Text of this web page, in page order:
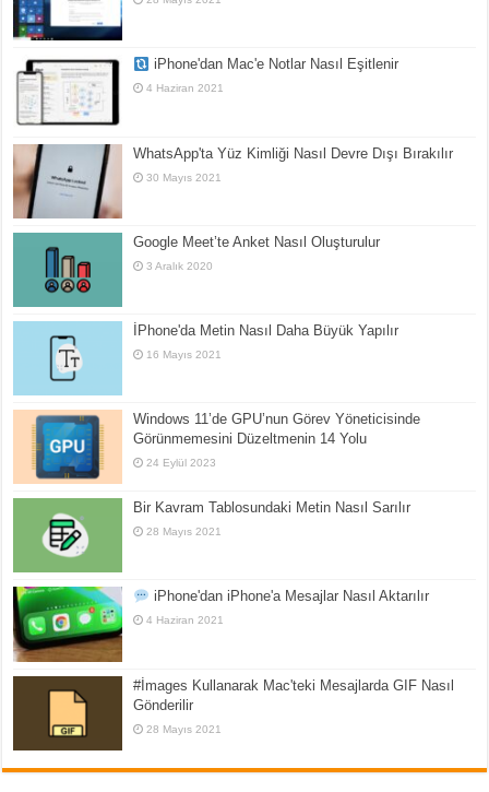
iPhone'dan Mac'e Notlar Nasıl Eşitlenir
4 Haziran 2021
WhatsApp'ta Yüz Kimliği Nasıl Devre Dışı Bırakılır
30 Mayıs 2021
Google Meet’te Anket Nasıl Oluşturulur
3 Aralık 2020
İPhone'da Metin Nasıl Daha Büyük Yapılır
16 Mayıs 2021
Windows 11’de GPU’nun Görev Yöneticisinde
Görünmemesini Düzeltmenin 14 Yolu
24 Eylül 2023
Bir Kavram Tablosundaki Metin Nasıl Sarılır
28 Mayıs 2021
iPhone'dan iPhone'a Mesajlar Nasıl Aktarılır
4 Haziran 2021
#İmages Kullanarak Mac'teki Mesajlarda GIF Nasıl
Gönderilir
28 Mayıs 2021